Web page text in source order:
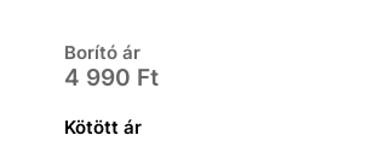
Borító ár
4 990 Ft
Kötött ár